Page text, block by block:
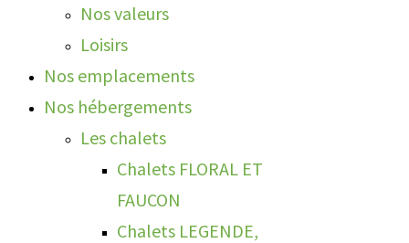
Nos valeurs
Loisirs
Nos emplacements
Nos hébergements
Les chalets
Chalets FLORAL ET
FAUCON
Chalets LEGENDE,